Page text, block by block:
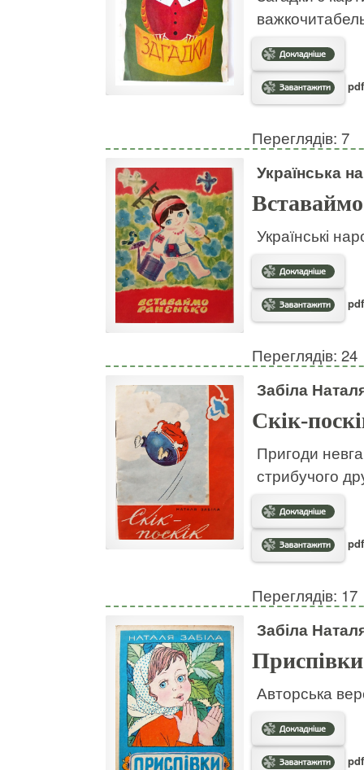
Переглядів: 7
Українська
Українські
Переглядів: 24
Забіла
Скік-
Пригоди
стрибучого
Переглядів: 17
Забіла
Приспівки
Авторська